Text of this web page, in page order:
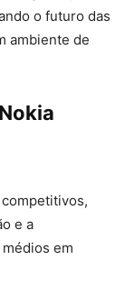
o futuro das
ambiente de
e a
em